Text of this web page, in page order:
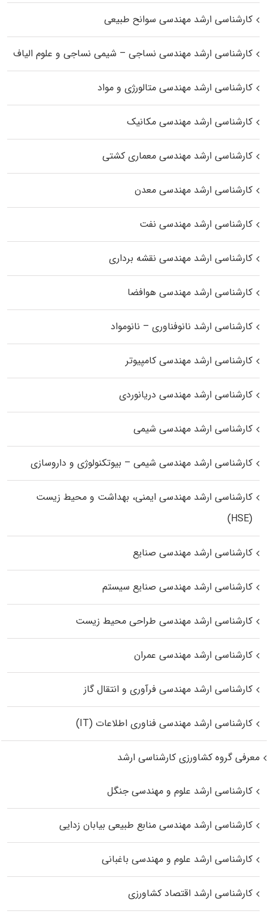
کارشناسی ارشد مهندسی سوانح طبیعی
کارشناسی ارشد مهندسی نساجی – شیمی نساجی و علوم الیاف
کارشناسی ارشد مهندسی متالورژی و مواد
کارشناسی ارشد مهندسی مکانیک
کارشناسی ارشد مهندسی معماری کشتی
کارشناسی ارشد مهندسی معدن
کارشناسی ارشد مهندسی نفت
کارشناسی ارشد مهندسی نقشه برداری
کارشناسی ارشد مهندسی هوافضا
کارشناسی ارشد نانوفناوری – نانومواد
کارشناسی ارشد مهندسی کامپیوتر
کارشناسی ارشد مهندسی دریانوردی
کارشناسی ارشد مهندسی شیمی
کارشناسی ارشد مهندسی شیمی – بیوتکنولوژی و داروسازی
کارشناسی ارشد مهندسی ایمنی، بهداشت و محیط زیست
(HSE)
کارشناسی ارشد مهندسی صنایع
کارشناسی ارشد مهندسی صنایع سیستم
کارشناسی ارشد مهندسی طراحی محیط زیست
کارشناسی ارشد مهندسی عمران
کارشناسی ارشد مهندسی فرآوری و انتقال گاز
کارشناسی ارشد مهندسی فناوری اطلاعات (IT)
معرفی گروه کشاورزی کارشناسی ارشد
کارشناسی ارشد علوم و مهندسی جنگل
کارشناسی ارشد مهندسی منابع طبیعی بیابان زدایی
کارشناسی ارشد علوم و مهندسی باغبانی
کارشناسی ارشد اقتصاد کشاورزی